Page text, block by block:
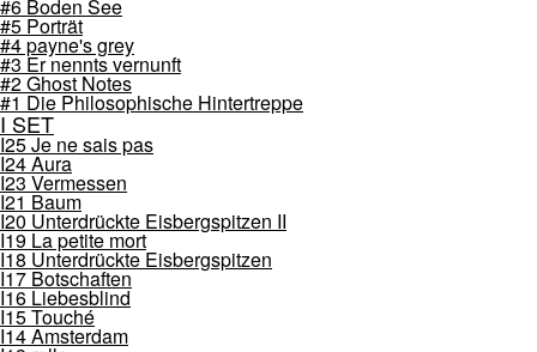
#6 Boden See
#5 Porträt
#4 payne's grey
#3 Er nennts vernunft
#2 Ghost Notes
#1 Die Philosophische Hintertreppe
I SET
I25 Je ne sais pas
I24 Aura
I23 Vermessen
I21 Baum
I20 Unterdrückte Eisbergspitzen II
I19 La petite mort
I18 Unterdrückte Eisbergspitzen
I17 Botschaften
I16 Liebesblind
I15 Touché
I14 Amsterdam